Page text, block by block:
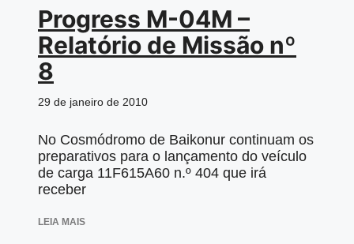
Progress M-04M –
Relatório de Missão nº
8
29 de janeiro de 2010
No Cosmódromo de Baikonur continuam os
preparativos para o lançamento do veículo
de carga 11F615А60 n.º 404 que irá
receber
LEIA MAIS